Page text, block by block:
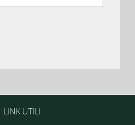
LINK UTILI